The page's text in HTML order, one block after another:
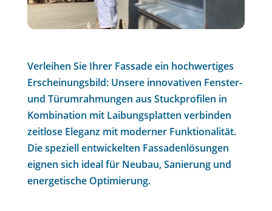
Verleihen Sie Ihrer Fassade ein hochwertiges
Erscheinungsbild: Unsere innovativen Fenster-
und Türumrahmungen aus Stuckprofilen in
Kombination mit Laibungsplatten verbinden
zeitlose Eleganz mit moderner Funktionalität.
Die speziell entwickelten Fassadenlösungen
eignen sich ideal für Neubau, Sanierung und
energetische Optimierung.